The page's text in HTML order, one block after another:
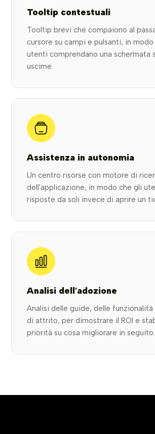
Tooltip contestuali
Tooltip brevi che compaiono al
cursore su campi e pulsanti, in
utenti comprendano una schermata
uscirne.
Assistenza in autonomia
Un centro risorse con motore di
dell'applicazione, in modo che gli
risposte da soli invece di aprire un
Analisi dell'adozione
Analisi delle guide, delle
di attrito, per dimostrare il ROI e
priorità su cosa migliorare in seguito.